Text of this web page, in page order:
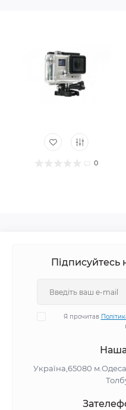
0
Підписуйтесь
Я прочитав
Україна,65080